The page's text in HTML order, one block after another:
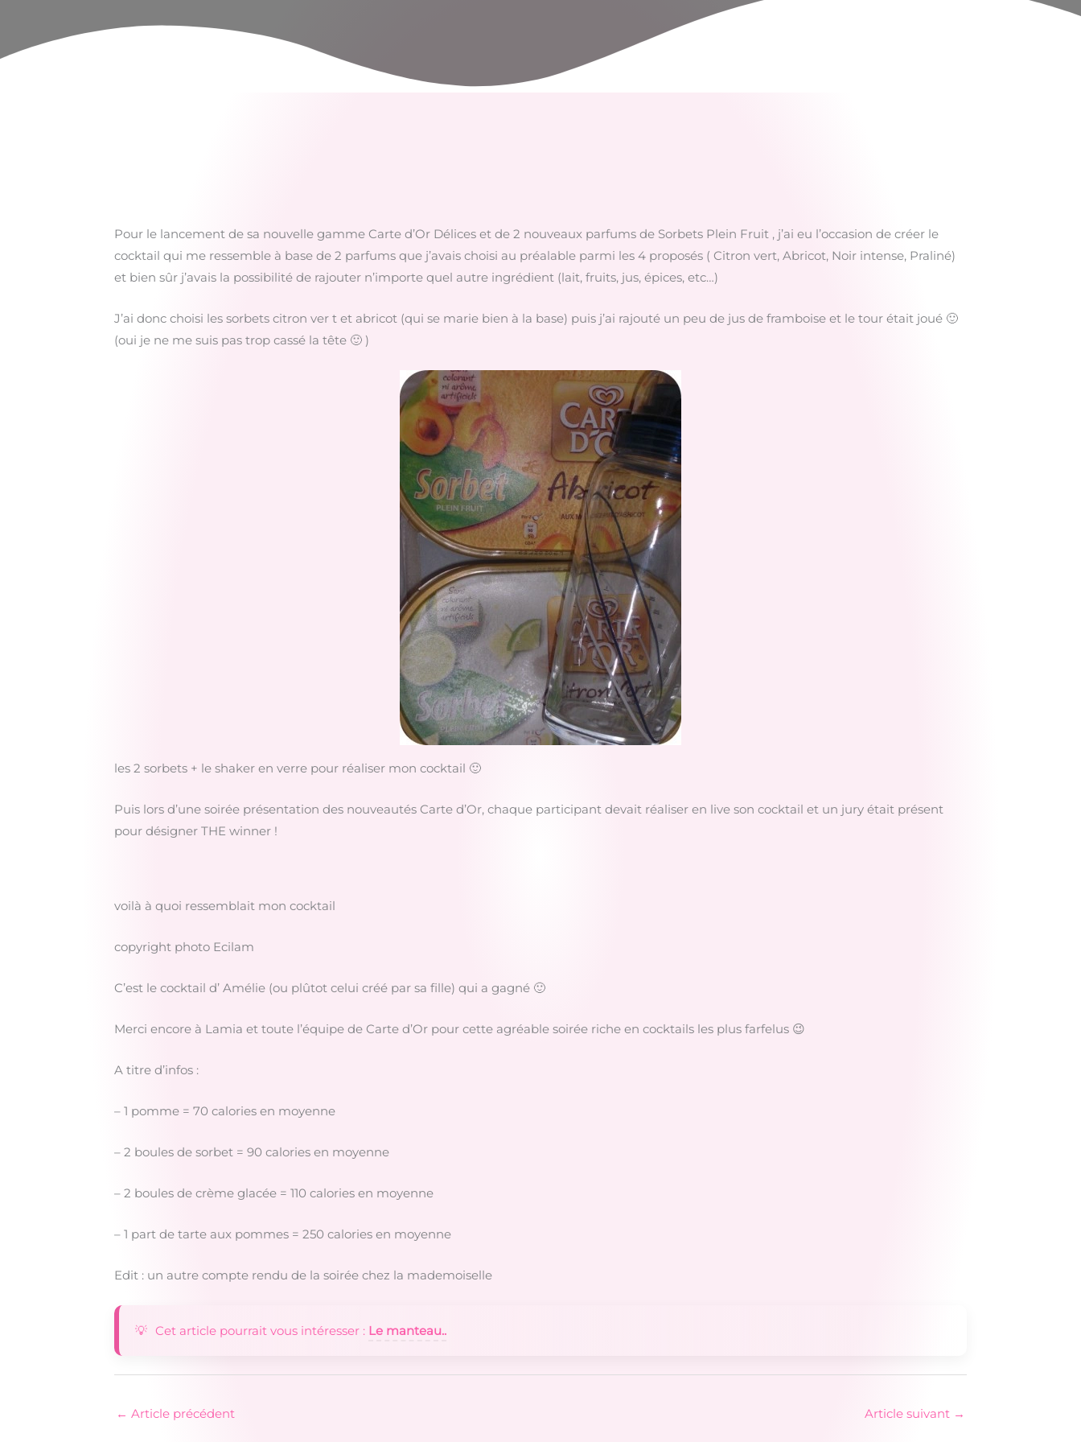
Pour le lancement de sa nouvelle gamme Carte d’Or Délices et de 2 nouveaux parfums de Sorbets Plein Fruit , j’ai eu l’occasion de créer le
cocktail qui me ressemble à base de 2 parfums que j’avais choisi au préalable parmi les 4 proposés ( Citron vert, Abricot, Noir intense, Praliné)
et bien sûr j’avais la possibilité de rajouter n’importe quel autre ingrédient (lait, fruits, jus, épices, etc…)
J’ai donc choisi les sorbets citron ver t et abricot (qui se marie bien à la base) puis j’ai rajouté un peu de jus de framboise et le tour était joué 🙂
(oui je ne me suis pas trop cassé la tête 🙂 )
les 2 sorbets + le shaker en verre pour réaliser mon cocktail 🙂
Puis lors d’une soirée présentation des nouveautés Carte d’Or, chaque participant devait réaliser en live son cocktail et un jury était présent
pour désigner THE winner !
voilà à quoi ressemblait mon cocktail
copyright photo Ecilam
C’est le cocktail d’ Amélie (ou plûtot celui créé par sa fille) qui a gagné 🙂
Merci encore à Lamia et toute l’équipe de Carte d’Or pour cette agréable soirée riche en cocktails les plus farfelus 😉
A titre d’infos :
– 1 pomme = 70 calories en moyenne
– 2 boules de sorbet = 90 calories en moyenne
– 2 boules de crème glacée = 110 calories en moyenne
– 1 part de tarte aux pommes = 250 calories en moyenne
Edit : un autre compte rendu de la soirée chez la mademoiselle
Cet article pourrait vous intéresser : Le manteau..
← Article précédent Article suivant →